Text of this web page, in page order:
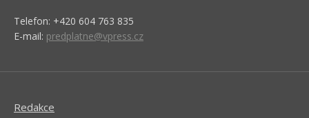
Telefon: +420 604 763 835
E-mail: predplatne@vpress.cz
Redakce